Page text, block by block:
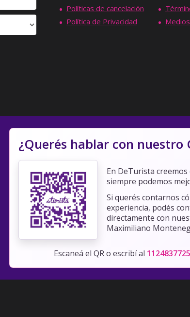
Políticas de cancelación
Política de Privacidad
¿Querés hablar con nuestro
En DeTurista creemos
siempre podemos
Si querés contarnos
experiencia, podés
directamente con
Maximiliano
Escaneá el QR o escribí al 1124837725